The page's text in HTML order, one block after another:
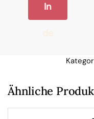
In
W
Ähnliche